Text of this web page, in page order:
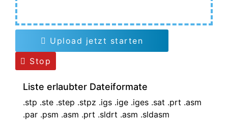
Upload jetzt starten
Stop
Liste erlaubter Dateiformate
.stp .ste .step .stpz .igs .ige .iges .sat .prt .asm
.par .psm .asm .prt .sldrt .asm .sldasm